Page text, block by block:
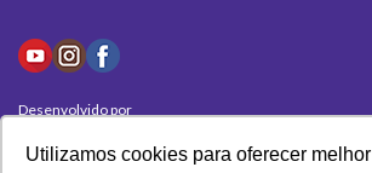
Utilizamos cookies para oferecer melhor
Desenvolvido por